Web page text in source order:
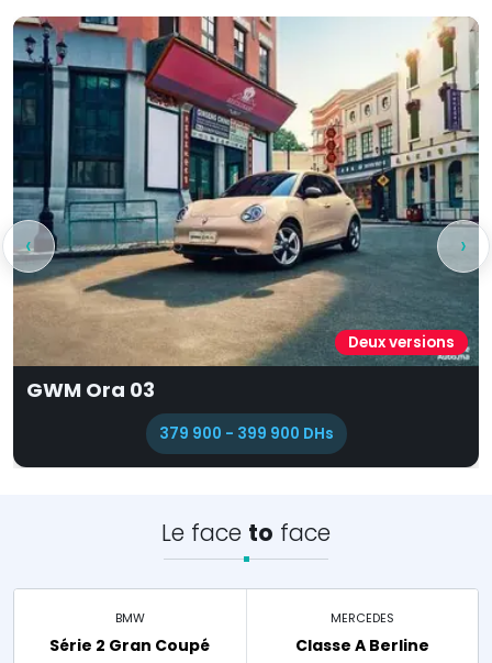
Une version
DS 4 LIGNE OR
370 900 DHs
‹ ›
Le face to face
BMW
Série 2 Gran Coupé
MERCEDES
Classe A Berline